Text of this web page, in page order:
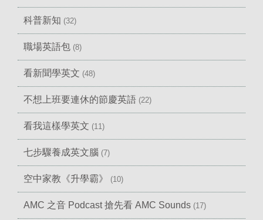
科普新知 (32)
職場英語包 (8)
看新聞學英文 (48)
不想上班要連休的節慶英語 (22)
看我這樣學英文 (11)
七步驟養成英文腦 (7)
空中家教《升學霸》 (10)
AMC 之音 Podcast 搶先看 AMC Sounds (17)